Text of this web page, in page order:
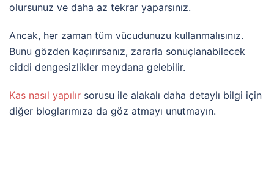
olursunuz ve daha az tekrar yaparsınız.
Ancak, her zaman tüm vücudunuzu kullanmalısınız.
Bunu gözden kaçırırsanız, zararla sonuçlanabilecek
ciddi dengesizlikler meydana gelebilir.
Kas nasıl yapılır sorusu ile alakalı daha detaylı bilgi için
diğer bloglarımıza da göz atmayı unutmayın.